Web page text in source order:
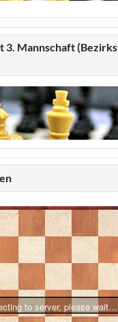
3. Mannschaft